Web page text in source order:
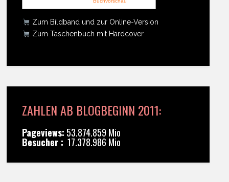
Zum Bildband und zur Online-Version
Zum Taschenbuch mit Hardcover
ZAHLEN AB BLOGBEGINN 2011:
Pageviews: 53.874.859 Mio
Besucher : 17.378.986 Mio